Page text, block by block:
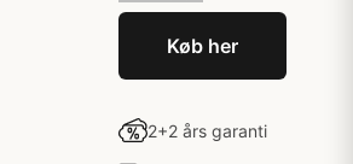
Køb her
2+2 års garanti